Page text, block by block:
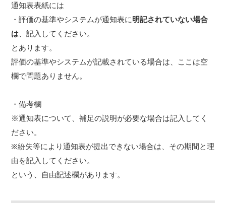
通知表表紙には
・評価の基準やシステムが通知表に明記されていない場合
は 、記入してください。
とあります。
評価の基準やシステムが記載されている場合は、ここは空
欄で問題ありません。
・備考欄
※通知表について、補足の説明が必要な場合は記入してく
ださい。
※紛失等により通知表が提出できない場合は、その期間と理
由を記入してください。
という、自由記述欄があります。